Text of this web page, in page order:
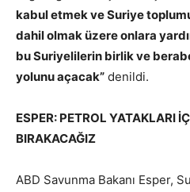
kabul etmek ve Suriye
dahil olmak üzere onlara
bu Suriyelilerin birlik ve
yolunu açacak” denildi.
ESPER: PETROL YATAKLARI
BIRAKACAĞIZ
ABD Savunma Bakanı Esper,